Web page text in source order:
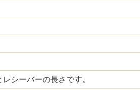
シーバーの長さです。